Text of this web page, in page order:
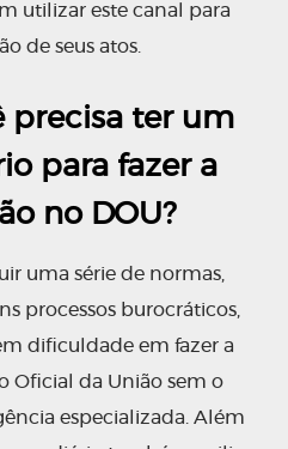
utilizar este canal para
de seus atos.
precisa ter um
para fazer a
no DOU?
uma série de normas,
processos burocráticos,
dificuldade em fazer a
Oficial da União sem o
especializada. Além